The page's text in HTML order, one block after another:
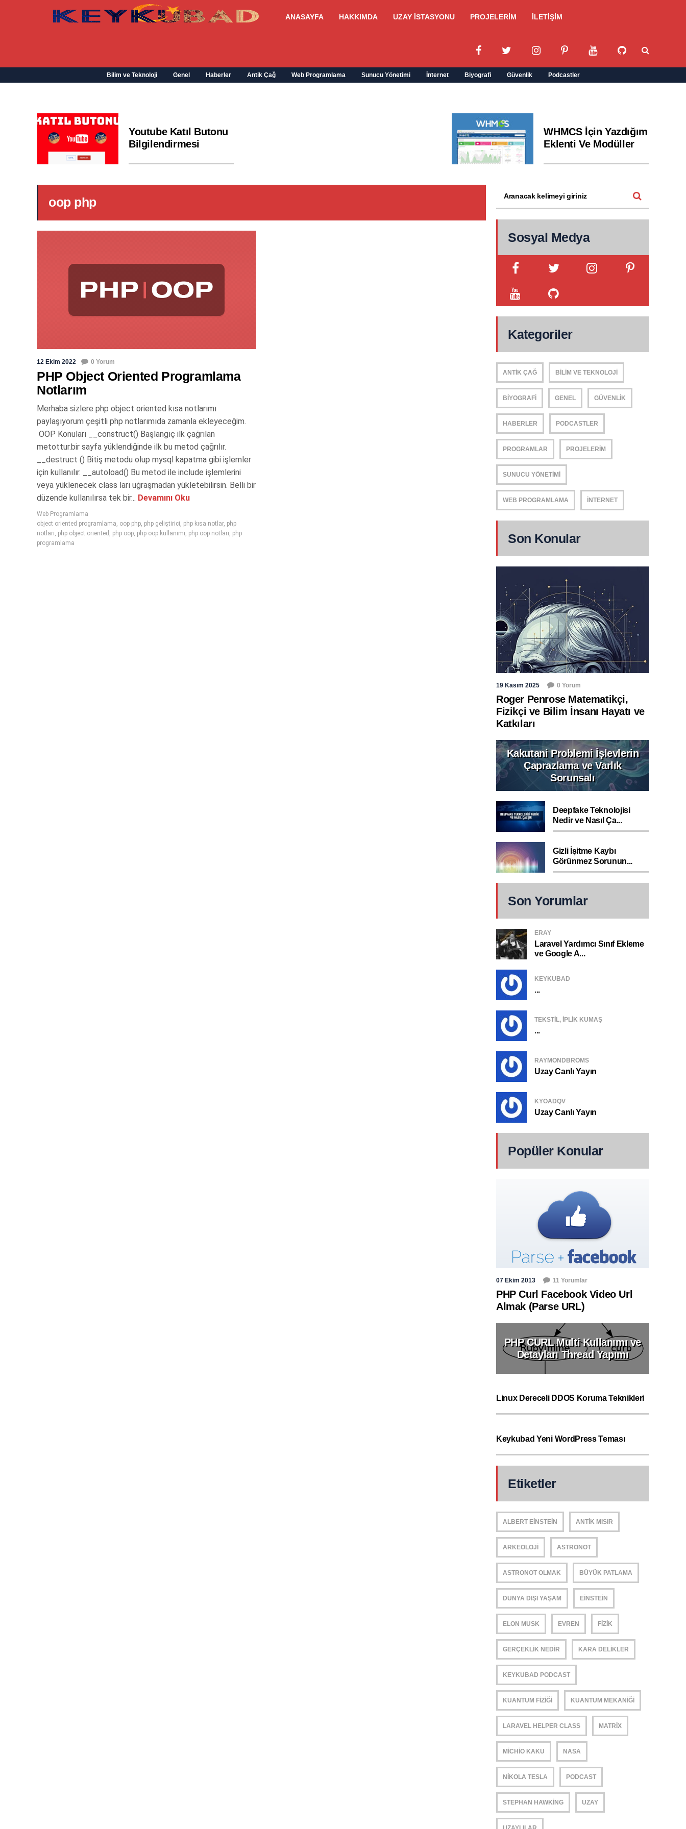
ANASAYFA HAKKIMDA UZAY İSTASYONU PROJELERİM İLETİŞİM
Bilim ve Teknoloji Genel Haberler Antik Çağ Web Programlama Sunucu Yönetimi İnternet Biyografi Güvenlik Podcastler
Youtube Katıl Butonu
Bilgilendirmesi
WHMCS İçin Yazdığım
Eklenti Ve Modüller
oop php
12 Ekim 2022 0 Yorum
PHP Object Oriented Programlama
Notlarım
Merhaba sizlere php object oriented kısa notlarımı
paylaşıyorum çeşitli php notlarımıda zamanla ekleyeceğim.
OOP Konuları __construct() Başlangıç ilk çağrılan
metottur.bir sayfa yüklendiğinde ilk bu metod çağrılır.
__destruct () Bitiş metodu olup mysql kapatma gibi işlemler
için kullanılır. __autoload() Bu metod ile include işlemlerini
veya yüklenecek class ları uğraşmadan yükletebilirsin. Belli bir
düzende kullanılırsa tek bir... Devamını Oku
Web Programlama
object oriented programlama oop php php geliştirici php kısa notlar, php
notları php object oriented php oop php oop kullanımı php oop notları php
programlama
Sosyal Medya
Kategoriler
ANTIK ÇAĞ BILIM VE TEKNOLOJI
BIYOGRAFI GENEL GÜVENLIK
HABERLER PODCASTLER
PROGRAMLAR PROJELERIM
SUNUCU YÖNETIMI
WEB PROGRAMLAMA İNTERNET
Son Konular
19 Kasım 2025 0 Yorum
Roger Penrose Matematikçi,
Fizikçi ve Bilim İnsanı Hayatı ve
Katkıları
Kakutani Problemi İşlevlerin
Çaprazlama ve Varlık
Sorunsalı
Deepfake Teknolojisi
Nedir ve Nasıl Ça...
Gizli İşitme Kaybı
Görünmez Sorunun...
Son Yorumlar
ERAY
Laravel Yardımcı Sınıf Ekleme
ve Google A...
KEYKUBAD
...
TEKSTIL, IPLIK KUMAŞ
...
RAYMONDBROMS
Uzay Canlı Yayın
KYOADQV
Uzay Canlı Yayın
Popüler Konular
07 Ekim 2013 11 Yorumlar
PHP Curl Facebook Video Url
Almak (Parse URL)
PHP CURL Multi Kullanımı ve
Detayları Thread Yapımı
Linux Dereceli DDOS Koruma Teknikleri
Keykubad Yeni WordPress Teması
Etiketler
ALBERT EINSTEIN ANTIK MISIR
ARKEOLOJI ASTRONOT
ASTRONOT OLMAK BÜYÜK PATLAMA
DÜNYA DIŞI YAŞAM EINSTEIN
ELON MUSK EVREN FIZIK
GERÇEKLIK NEDIR KARA DELIKLER
KEYKUBAD PODCAST
KUANTUM FIZIĞI KUANTUM MEKANIĞI
LARAVEL HELPER CLASS MATRIX
MICHIO KAKU NASA
NIKOLA TESLA PODCAST
STEPHAN HAWKING UZAY